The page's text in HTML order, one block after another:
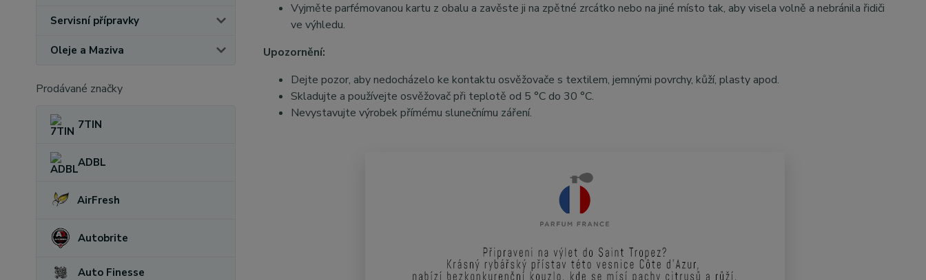
Servisní přípravky
Oleje a Maziva
Prodávané značky
7TIN
ADBL
AirFresh
Autobrite
Auto Finesse
Vyjměte parfémovanou kartu z obalu a zavěste ji na zpětné zrcátko nebo na jiné místo tak, aby visela volně a nebránila řidiči
ve výhledu.
Upozornění:
Dejte pozor, aby nedocházelo ke kontaktu osvěžovače s textilem, jemnými povrchy, kůží, plasty apod.
Skladujte a používejte osvěžovač při teplotě od 5 °C do 30 °C.
Nevystavujte výrobek přímému slunečnímu záření.